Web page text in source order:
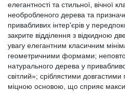
елегантності та стильної, вічної
необробленого дерева та
привабливих інтер'єрів у
закрите відділення з відкидною
увагу елегантним класичним
геометричними формами;
натурального дерева у
світлий»; сріблястими
міцною основою, що сприяє